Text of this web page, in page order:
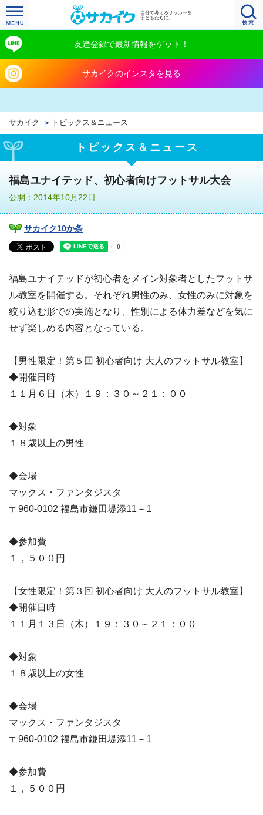
自分で考えるサッカーを
子どもたちに。
友達登録で最新情報をゲット！
サカイクのインスタを見る
サカイク トピックス＆ニュース
トピックス＆ニュース
福島ユナイテッド、初心者向けフットサル大会
公開：2014年10月22日
サカイク10か条
福島ユナイテッドが初心者をメイン対象者としたフットサ
ル教室を開催する。それぞれ男性のみ、女性のみに対象を
絞り込む形での実施となり、性別による体力差などを気に
せず楽しめる内容となっている。
【男性限定！第５回 初心者向け 大人のフットサル教室】
◆開催日時
１１月６日（木）１９：３０～２１：００
◆対象
１８歳以上の男性
◆会場
マックス・ファンタジスタ
〒960-0102 福島市鎌田堤添11－1
◆参加費
１，５００円
【女性限定！第３回 初心者向け 大人のフットサル教室】
◆開催日時
１１月１３日（木）１９：３０～２１：００
◆対象
１８歳以上の女性
◆会場
マックス・ファンタジスタ
〒960-0102 福島市鎌田堤添11－1
◆参加費
１，５００円